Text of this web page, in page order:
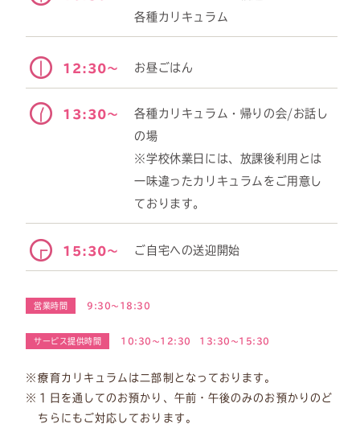
各種カリキュラム
12:30～ お昼ごはん
13:30～
各種カリキュラム・帰りの会/お話し
の場
※学校休業日には、放課後利用とは
一味違ったカリキュラムをご用意し
ております。
15:30～ ご自宅への送迎開始
営業時間 9:30～18:30
サービス提供時間 10:30～12:30 13:30～15:30
療育カリキュラムは二部制となっております。
１日を通してのお預かり、午前・午後のみのお預かりのど
ちらにもご対応しております。